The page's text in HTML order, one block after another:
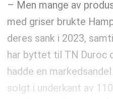
– Men mange av
med griser brukte
deres sank i 2023,
har byttet til TN Duroc
hadde en
solgt i underkant av